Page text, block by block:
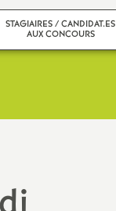
STAGIAIRES / CANDIDAT.ES
AUX CONCOURS